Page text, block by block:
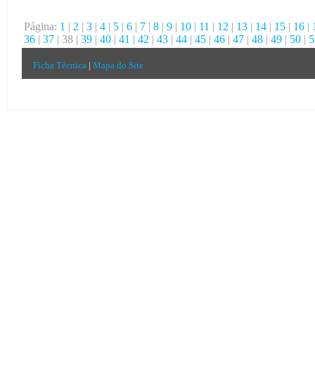
Página: 1 | 2 | 3 | 4 | 5 | 6 | 7 | 8 | 9 | 10 | 11 | 12 | 13 | 14 | 15 | 16 |
36 | 37 | 38 | 39 | 40 | 41 | 42 | 43 | 44 | 45 | 46 | 47 | 48 | 49 | 50 |
Ficha Técnica | Mapa do Site